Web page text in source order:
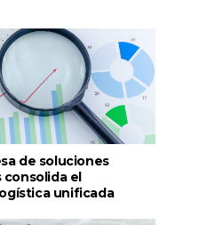
de soluciones
consolida el
unificada